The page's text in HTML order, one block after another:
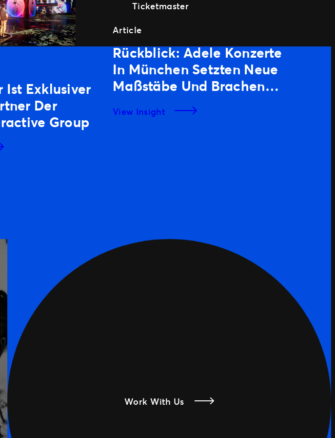
Ist Exklusiver
Der
Group
Article
Rückblick: Adele Konzerte
In München Setzten Neue
Maßstäbe Und Brachen
View Insight
Work With Us